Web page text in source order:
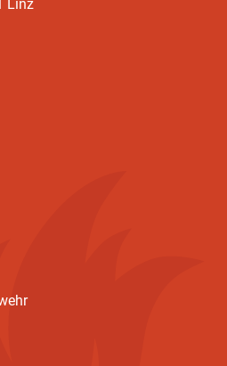
Linz